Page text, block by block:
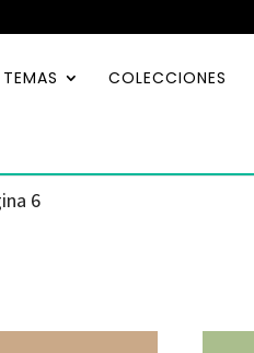
TEMAS COLECCIONES
6